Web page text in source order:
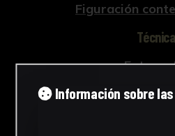
Figuración
Técnica
Información sobre